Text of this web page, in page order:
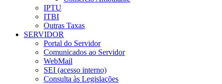
IPTU
ITBI
Outras Taxas
SERVIDOR
Portal do Servidor
Comunicados ao Servidor
WebMail
SEI (acesso interno)
Consulta às Legislações